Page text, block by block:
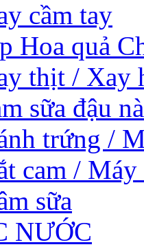
cầm tay
Hoa quả
thịt / Xay
sữa đậu
trứng /
cam / Máy
sữa
NƯỚC